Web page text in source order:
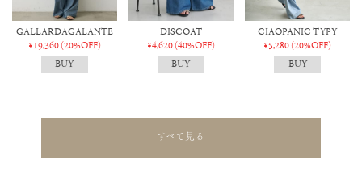
GALLARDAGALANTE
¥19,360 (20%OFF)
DISCOAT
¥4,620 (40%OFF)
CIAOPANIC TYPY
¥5,280 (20%OFF)
すべて見る